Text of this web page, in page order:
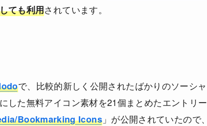
ても利用されています。
で、比較的新しく公開されたばかりのソーシャ
した無料アイコン素材を21個まとめたエントリー
Bookmarking Icons」が公開されていたので、